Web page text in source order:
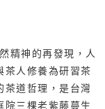
精神的再發現，人
茶人修養為研習茶
茶道哲理，是台灣
三棵老紫藤蔓生